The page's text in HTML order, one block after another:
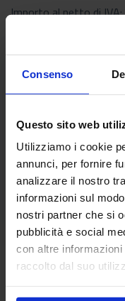
Consenso
Questo sito web
Utilizziamo i cookie
annunci, per fornire
analizzare il nostro
informazioni sul
nostri partner che si
pubblicità e social
con altre
raccolto dal suo
Importo al netto di
Documenti
NEGOZIATA
ACQUISTO KIT
EVA PEPPER.pdf
[Data di
arrow_backTorna all'elenco